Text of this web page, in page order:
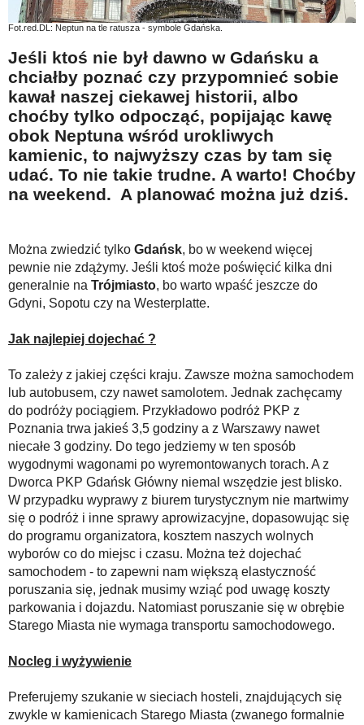
Na wesoło
Żyj aktywnie
60plus - najcenniejsi klienci
Dobra opieka
Warto naśladować
Coś dla ducha
Ciekawe książki
Stop samotności
Fot.red.DL: Neptun na tle ratusza - symbole Gdańska.
Jeśli ktoś nie był dawno w Gdańsku a
chciałby poznać czy przypomnieć sobie
kawał naszej ciekawej historii, albo
choćby tylko odpocząć, popijając kawę
obok Neptuna wśród urokliwych
kamienic, to najwyższy czas by tam się
udać. To nie takie trudne. A warto! Choćby
na weekend. A planować można już dziś.
Można zwiedzić tylko Gdańsk, bo w weekend więcej
pewnie nie zdążymy. Jeśli ktoś może poświęcić kilka dni
generalnie na Trójmiasto, bo warto wpaść jeszcze do
Gdyni, Sopotu czy na Westerplatte.
Jak najlepiej dojechać ?
To zależy z jakiej części kraju. Zawsze można samochodem
lub autobusem, czy nawet samolotem. Jednak zachęcamy
do podróży pociągiem. Przykładowo podróż PKP z
Poznania trwa jakieś 3,5 godziny a z Warszawy nawet
niecałe 3 godziny. Do tego jedziemy w ten sposób
wygodnymi wagonami po wyremontowanych torach. A z
Dworca PKP Gdańsk Główny niemal wszędzie jest blisko.
W przypadku wyprawy z biurem turystycznym nie martwimy
się o podróż i inne sprawy aprowizacyjne, dopasowując się
do programu organizatora, kosztem naszych wolnych
wyborów co do miejsc i czasu. Można też dojechać
samochodem - to zapewni nam większą elastyczność
poruszania się, jednak musimy wziąć pod uwagę koszty
parkowania i dojazdu. Natomiast poruszanie się w obrębie
Starego Miasta nie wymaga transportu samochodowego.
Nocleg i wyżywienie
Preferujemy szukanie w sieciach hosteli, znajdujących się
zwykle w kamienicach Starego Miasta (zwanego formalnie